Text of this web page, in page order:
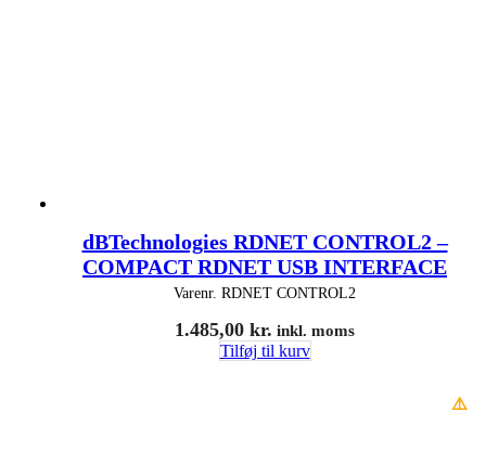
dBTechnologies RDNET CONTROL2 –
COMPACT RDNET USB INTERFACE
Varenr. RDNET CONTROL2
1.485,00 kr. inkl. moms
Tilføj til kurv
⚠️